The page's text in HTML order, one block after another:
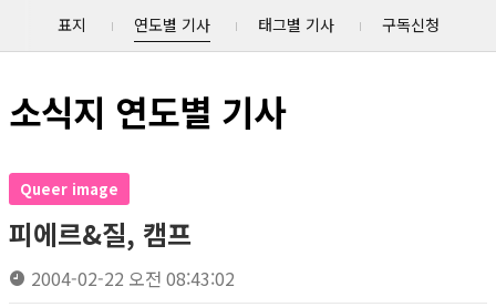
표지 연도별 기사 태그별 기사 구독신청
소식지 연도별 기사
Queer image
피에르&질, 캠프
2004-02-22 오전 08:43:02